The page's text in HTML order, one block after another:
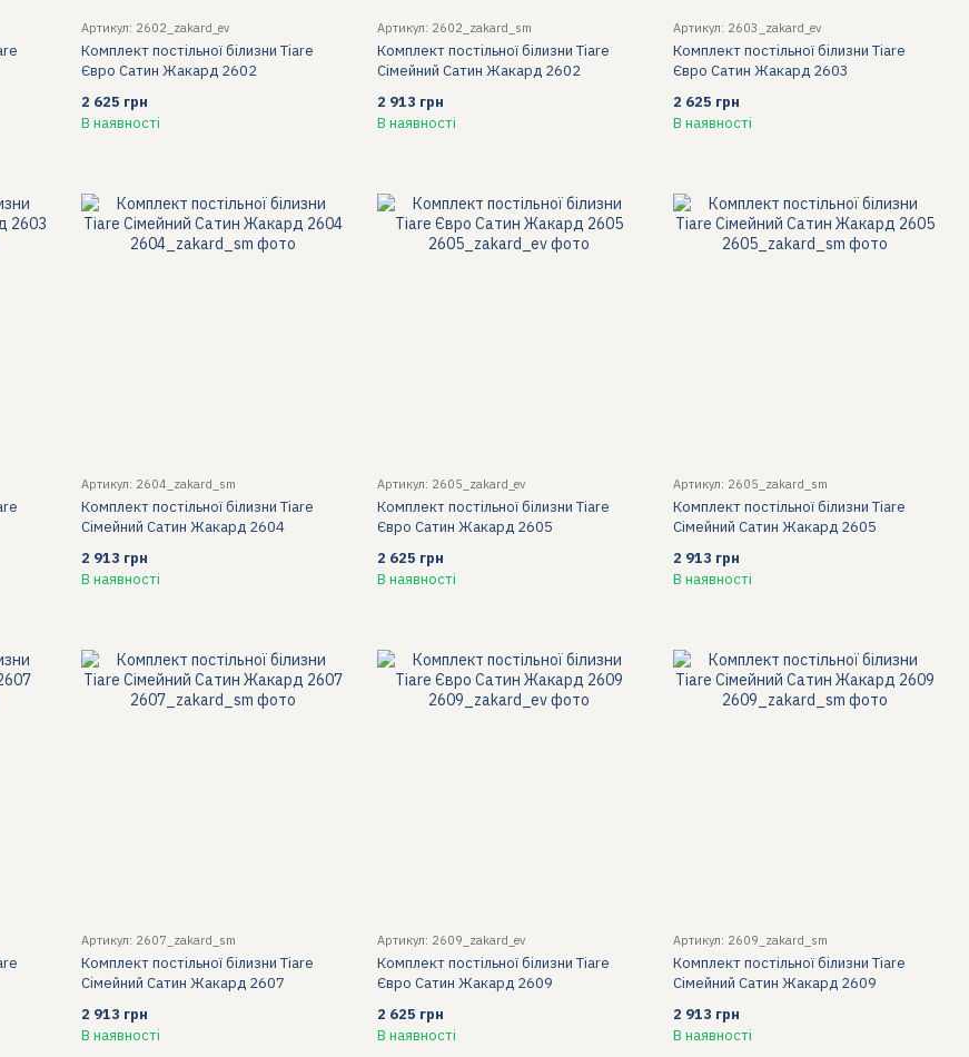
Артикул: 2602_zakard_ev
Комплект постільної білизни Tiare
Євро Сатин Жакард 2602
2 625 грн
В наявності
Артикул: 2602_zakard_sm
Комплект постільної білизни Tiare
Сімейний Сатин Жакард 2602
2 913 грн
В наявності
Артикул: 2603_zakard_ev
Комплект постільної білизни Tiare
Євро Сатин Жакард 2603
2 625 грн
В наявності
Артикул: 2604_zakard_sm
Комплект постільної білизни Tiare
Сімейний Сатин Жакард 2604
2 913 грн
В наявності
Артикул: 2605_zakard_ev
Комплект постільної білизни Tiare
Євро Сатин Жакард 2605
2 625 грн
В наявності
Артикул: 2605_zakard_sm
Комплект постільної білизни Tiare
Сімейний Сатин Жакард 2605
2 913 грн
В наявності
Артикул: 2607_zakard_sm
Комплект постільної білизни Tiare
Сімейний Сатин Жакард 2607
2 913 грн
В наявності
Артикул: 2609_zakard_ev
Комплект постільної білизни Tiare
Євро Сатин Жакард 2609
2 625 грн
В наявності
Артикул: 2609_zakard_sm
Комплект постільної білизни Tiare
Сімейний Сатин Жакард 2609
2 913 грн
В наявності